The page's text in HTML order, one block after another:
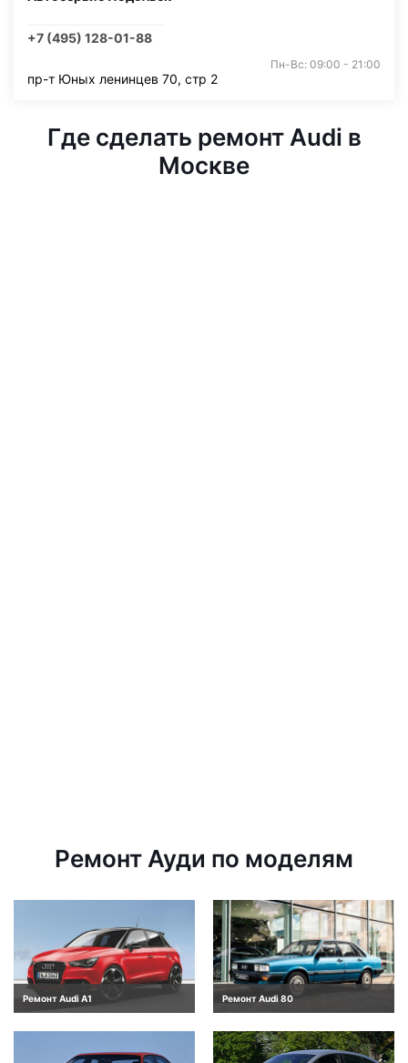
+7 (495) 128-01-88
Пн-Вс: 09:00 - 21:00
пр-т Юных ленинцев 70, стр 2
Где сделать ремонт Audi в
Москве
Ремонт Ауди по моделям
Ремонт Audi A1 Ремонт Audi 80